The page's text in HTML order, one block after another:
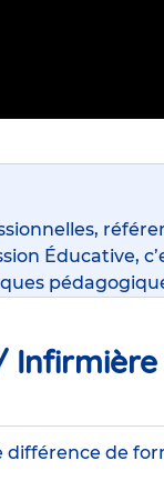
Éducative,
de